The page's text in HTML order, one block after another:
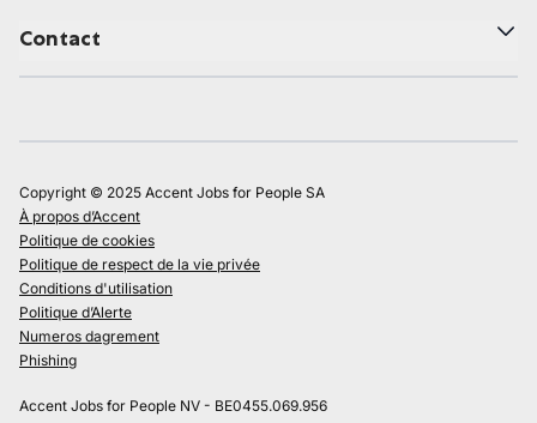
Contact
Copyright © 2025 Accent Jobs for People SA
À propos d’Accent
Politique de cookies
Politique de respect de la vie privée
Conditions d'utilisation
Politique d’Alerte
Numeros dagrement
Phishing
Accent Jobs for People NV - BE0455.069.956